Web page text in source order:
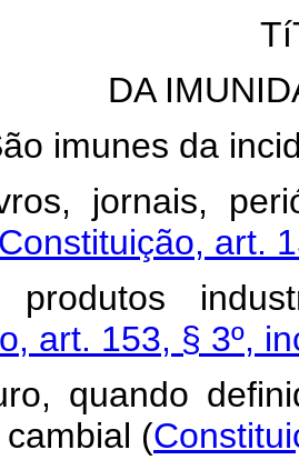
DA
imunes da
jornais,
Constituição, art.
art. 153, § 3º,
quando
(